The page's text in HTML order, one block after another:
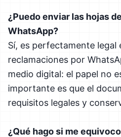
¿Puedo enviar las hojas
WhatsApp?
Sí, es perfectamente legal
reclamaciones por
medio digital: el papel no
importante es que el
requisitos legales y
¿Qué hago si me